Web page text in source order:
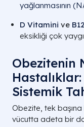
yağlanmasının
D Vitamini ve B12
eksikliği çok
Obezitenin
Sistemik
Obezite, tek başına
vücutta adeta bir